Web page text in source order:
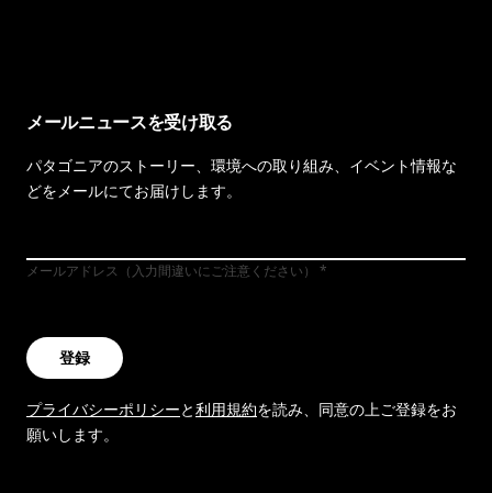
メールニュースを受け取る
パタゴニアのストーリー、環境への取り組み、イベント情報な
どをメールにてお届けします。
メールアドレス（入力間違いにご注意ください）
登録
プライバシーポリシーと利用規約を読み、同意の上ご登録をお
願いします。